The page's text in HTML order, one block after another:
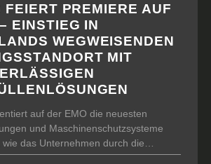
FEIERT PREMIERE AUF
EINSTIEG IN
WEGWEISENDEN
MIT
auf der EMO die neuesten
und Maschinenschutzsysteme
das Unternehmen durch die
lokalen deutschen Marktkenntnissen